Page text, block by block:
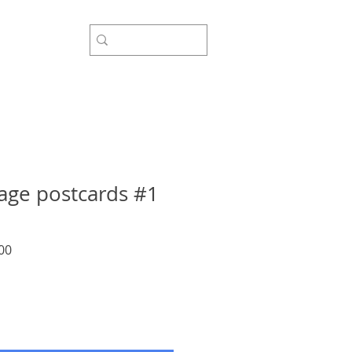
postcards #1
Sale